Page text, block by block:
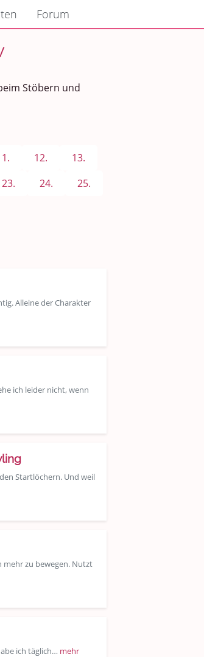
Forum
Stöbern und
12.
13.
23. 24.
25.
Alleine der Charakter
ich leider nicht, wenn
Startlöchern. Und weil
mehr zu bewegen. Nutzt
ich täglich… mehr